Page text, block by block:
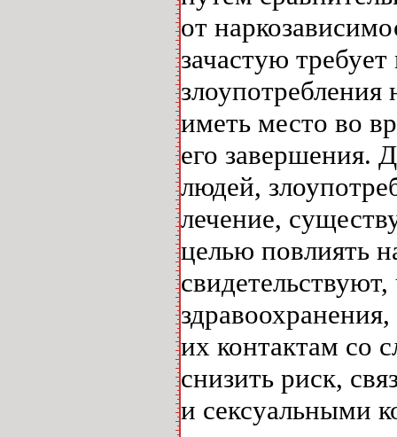
от
зачастую
злоупотребления
иметь место во
его завершения.
людей,
лечение,
целью повлиять
их контактам со
снизить риск,
и сексуальными